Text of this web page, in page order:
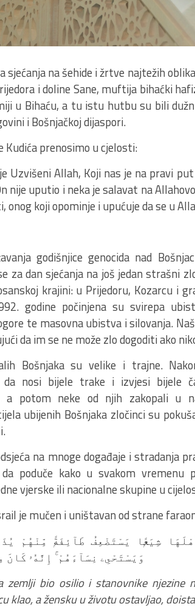
sjećanja na šehide i žrtve najtežih
i doline Sane, muftija bihaćki
u Bihaću, a tu istu hutbu su bili
i Bošnjačkoj dijaspori.
prenosimo u cjelosti:
Uzvišeni Allah, Koji nas je na pravi
nije uputio i neka je salavat na
onog koji opominje i upućuje da se u
godišnjice genocida nad
za dan sjećanja na još jedan strašni
krajini: u Prijedoru, Kozarcu i
godine počinjena su svirepa
te masovna ubistva i silovanja.
da im se ne može zlo dogoditi ako
Bošnjaka su velike i trajne.
da nosi bijele trake i izvjesi bijele
a potom neke od njih zakopali u
ubijenih Bošnjaka zločinci su
na mnoge događaje i stradanja
poduče kako u svakom
vjerske ili nacionalne skupine u
je mučen i uništavan od strane
شِيَعًۭا يَسْتَضْعِفُ طَآئِفَةًۭ مِّنْهُمْ
وَيَسْتَحْىِۦ نِسَآءَهُمْ ۚ إِنَّهُۥ كَانَ
zemlji bio osilio i stanovnike njezine
klao, a žensku u životu ostavljao,